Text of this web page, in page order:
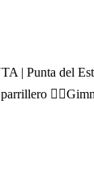
| Punta del
parrillero